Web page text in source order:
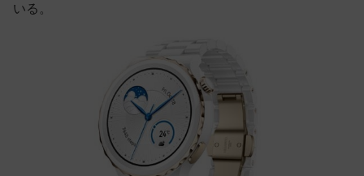
いる。